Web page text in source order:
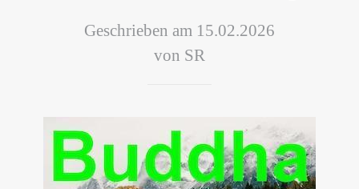
Geschrieben am 15.02.2026
von SR